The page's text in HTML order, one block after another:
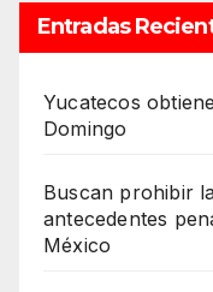
Entradas
Yucatecos
Domingo
Buscan prohibir
antecedentes
México